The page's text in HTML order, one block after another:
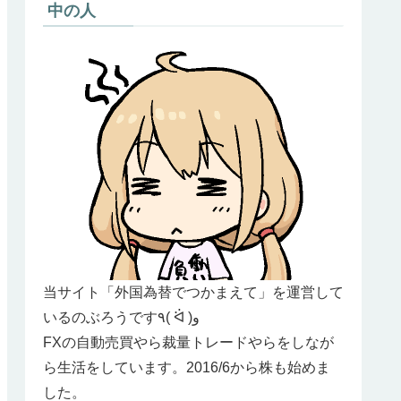
中の人
当サイト「外国為替でつかまえて」を運営して
いるのぶろうです٩( ᐛ )و
FXの自動売買やら裁量トレードやらをしなが
ら生活をしています。2016/6から株も始めま
した。